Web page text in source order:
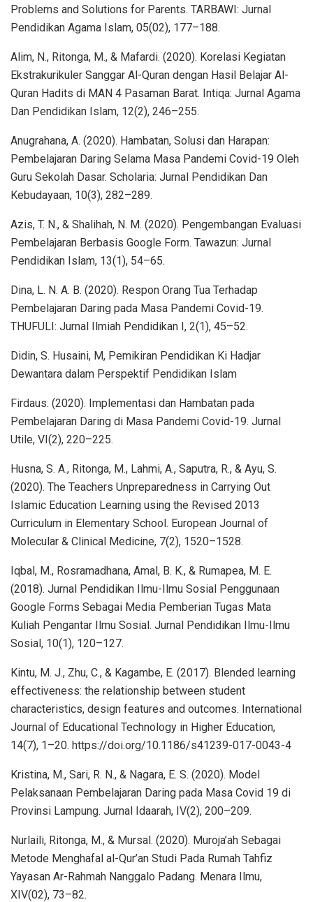
Problems and Solutions for Parents. TARBAWI: Jurnal
Pendidikan Agama Islam, 05(02), 177–188.
Alim, N., Ritonga, M., & Mafardi. (2020). Korelasi Kegiatan
Ekstrakurikuler Sanggar Al-Quran dengan Hasil Belajar Al-
Quran Hadits di MAN 4 Pasaman Barat. Intiqa: Jurnal Agama
Dan Pendidikan Islam, 12(2), 246–255.
Anugrahana, A. (2020). Hambatan, Solusi dan Harapan:
Pembelajaran Daring Selama Masa Pandemi Covid-19 Oleh
Guru Sekolah Dasar. Scholaria: Jurnal Pendidikan Dan
Kebudayaan, 10(3), 282–289.
Azis, T. N., & Shalihah, N. M. (2020). Pengembangan Evaluasi
Pembelajaran Berbasis Google Form. Tawazun: Jurnal
Pendidikan Islam, 13(1), 54–65.
Dina, L. N. A. B. (2020). Respon Orang Tua Terhadap
Pembelajaran Daring pada Masa Pandemi Covid-19.
THUFULI: Jurnal Ilmiah Pendidikan I, 2(1), 45–52.
Didin, S. Husaini, M, Pemikiran Pendidikan Ki Hadjar
Dewantara dalam Perspektif Pendidikan Islam
Firdaus. (2020). Implementasi dan Hambatan pada
Pembelajaran Daring di Masa Pandemi Covid-19. Jurnal
Utile, VI(2), 220–225.
Husna, S. A., Ritonga, M., Lahmi, A., Saputra, R., & Ayu, S.
(2020). The Teachers Unpreparedness in Carrying Out
Islamic Education Learning using the Revised 2013
Curriculum in Elementary School. European Journal of
Molecular & Clinical Medicine, 7(2), 1520–1528.
Iqbal, M., Rosramadhana, Amal, B. K., & Rumapea, M. E.
(2018). Jurnal Pendidikan Ilmu-Ilmu Sosial Penggunaan
Google Forms Sebagai Media Pemberian Tugas Mata
Kuliah Pengantar Ilmu Sosial. Jurnal Pendidikan Ilmu-Ilmu
Sosial, 10(1), 120–127.
Kintu, M. J., Zhu, C., & Kagambe, E. (2017). Blended learning
effectiveness: the relationship between student
characteristics, design features and outcomes. International
Journal of Educational Technology in Higher Education,
14(7), 1–20. https://doi.org/10.1186/s41239-017-0043-4
Kristina, M., Sari, R. N., & Nagara, E. S. (2020). Model
Pelaksanaan Pembelajaran Daring pada Masa Covid 19 di
Provinsi Lampung. Jurnal Idaarah, IV(2), 200–209.
Nurlaili, Ritonga, M., & Mursal. (2020). Muroja’ah Sebagai
Metode Menghafal al-Qur’an Studi Pada Rumah Tahfiz
Yayasan Ar-Rahmah Nanggalo Padang. Menara Ilmu,
XIV(02), 73–82.